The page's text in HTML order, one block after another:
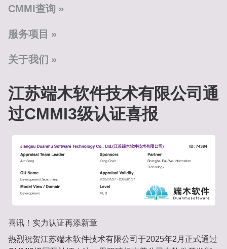
CMMI查询
服务项目
关于我们
江苏端木软件技术有限公司通
过CMMI3级认证喜报‌
‌喜讯！实力认证再添新章‌
热烈祝贺江苏端木软件技术有限公司于‌2025年2月‌正式通过‌